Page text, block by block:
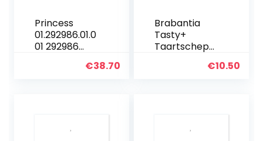
Princess
01.292986.01.0
01 292986
€38.70
Brabantia
Tasty+
Taartschep
– Jade Green
€10.50